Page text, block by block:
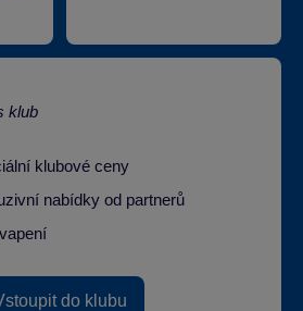
klubové ceny
nabídky od partnerů
do klubu